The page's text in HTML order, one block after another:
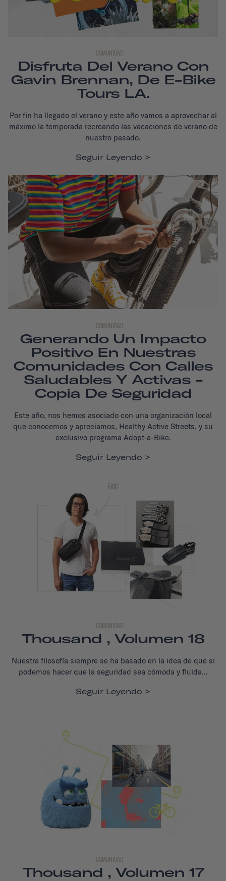
COMUNIDAD
Disfruta Del Verano Con
Gavin Brennan, De E-Bike
Tours LA.
Por fin ha llegado el verano y este año vamos a aprovechar al
máximo la temporada recreando las vacaciones de verano de
nuestro pasado.
Seguir Leyendo
COMUNIDAD
Generando Un Impacto
Positivo En Nuestras
Comunidades Con Calles
Saludables Y Activas -
Copia De Seguridad
Este año, nos hemos asociado con una organización local
que conocemos y apreciamos, Healthy Active Streets, y su
exclusivo programa Adopt-a-Bike.
Seguir Leyendo
COMUNIDAD
Thousand , Volumen 18
Nuestra filosofía siempre se ha basado en la idea de que si
podemos hacer que la seguridad sea cómoda y fluida...
Seguir Leyendo
COMUNIDAD
Thousand , Volumen 17